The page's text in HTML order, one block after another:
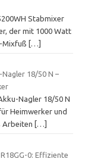
Stabmixer
der mit 1000 Watt
Mixfuß […]
18/50 N –
Nagler 18/50 N
Heimwerker und
Arbeiten
[…]
0: Effiziente